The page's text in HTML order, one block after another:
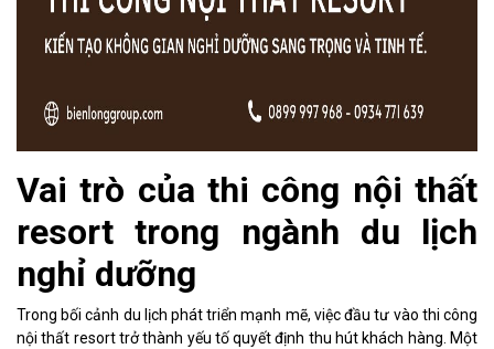
Vai trò của thi công nội thất
resort trong ngành du lịch
nghỉ dưỡng
Trong bối cảnh du lịch phát triển mạnh mẽ, việc đầu tư vào thi công
nội thất resort trở thành yếu tố quyết định thu hút khách hàng. Một